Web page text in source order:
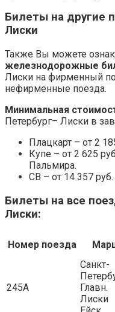
Билеты на другие
Лиски
Также Вы можете
железнодорожные
Лиски на фирменный
нефирменные поезда.
Минимальная
Петербург– Лиски в
Плацкарт – от 2
Купе – от 2 625
Пальмира.
СВ – от 14 357
Билеты на все
Лиски:
Номер поезда
245А
Санкт-
Главн.
Лиски